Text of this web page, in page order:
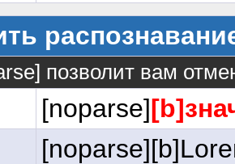
позволит вам
[noparse]